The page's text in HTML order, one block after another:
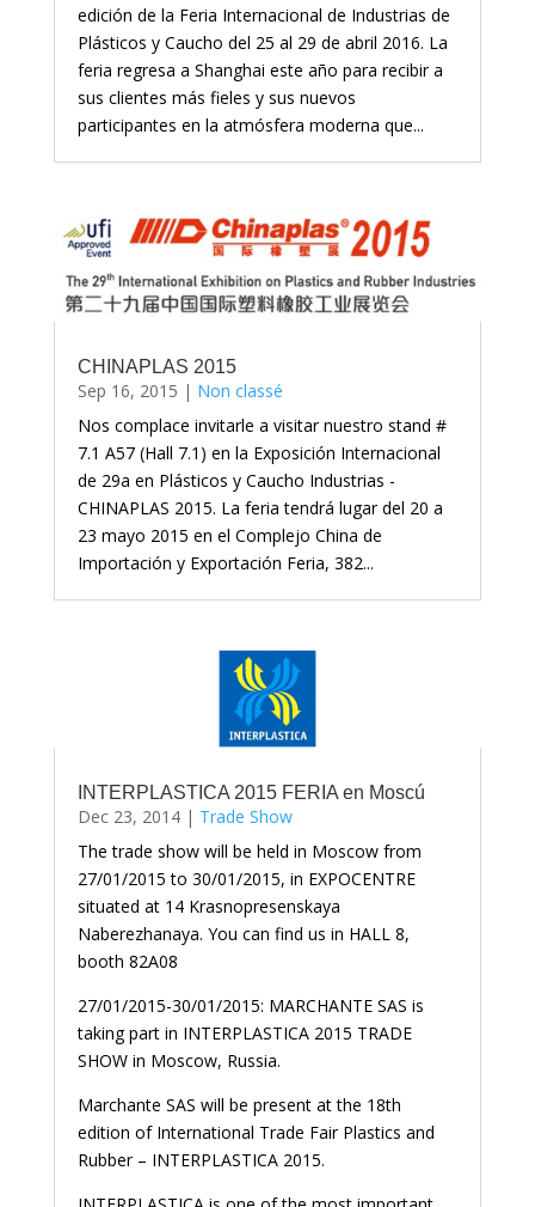
edición de la Feria Internacional de Industrias de
Plásticos y Caucho del 25 al 29 de abril 2016. La
feria regresa a Shanghai este año para recibir a
sus clientes más fieles y sus nuevos
participantes en la atmósfera moderna que...
CHINAPLAS 2015
Sep 16, 2015 | Non classé
Nos complace invitarle a visitar nuestro stand #
7.1 A57 (Hall 7.1) en la Exposición Internacional
de 29a en Plásticos y Caucho Industrias -
CHINAPLAS 2015. La feria tendrá lugar del 20 a
23 mayo 2015 en el Complejo China de
Importación y Exportación Feria, 382...
INTERPLASTICA 2015 FERIA en Moscú
Dec 23, 2014| Trade Show
The trade show will be held in Moscow from
27/01/2015 to 30/01/2015, in EXPOCENTRE
situated at 14 Krasnopresenskaya
Naberezhanaya. You can find us in HALL 8,
booth 82A08
27/01/2015-30/01/2015: MARCHANTE SAS is
taking part in INTERPLASTICA 2015 TRADE
SHOW in Moscow, Russia.
Marchante SAS will be present at the 18th
edition of International Trade Fair Plastics and
Rubber – INTERPLASTICA 2015.